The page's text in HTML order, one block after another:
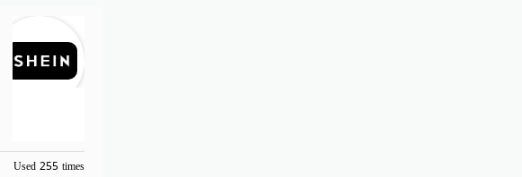
Used 255 times